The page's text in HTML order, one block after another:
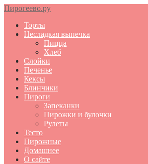
Пирогеево.ру
Торты
Несладкая выпечка
Пицца
Хлеб
Слойки
Печенье
Кексы
Блинчики
Пироги
Запеканки
Пирожки и булочки
Рулеты
Тесто
Пирожные
Домашнее
О сайте